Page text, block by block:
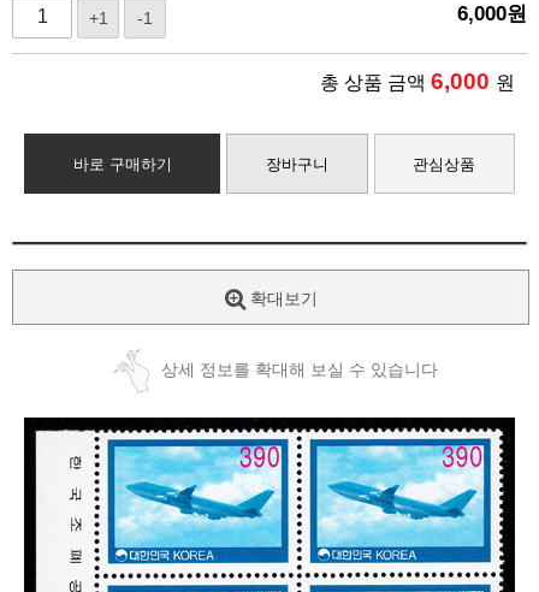
+1 -1 6,000원
총 상품 금액 6,000 원
바로 구매하기 장바구니 관심상품
확대보기
상세 정보를 확대해 보실 수 있습니다